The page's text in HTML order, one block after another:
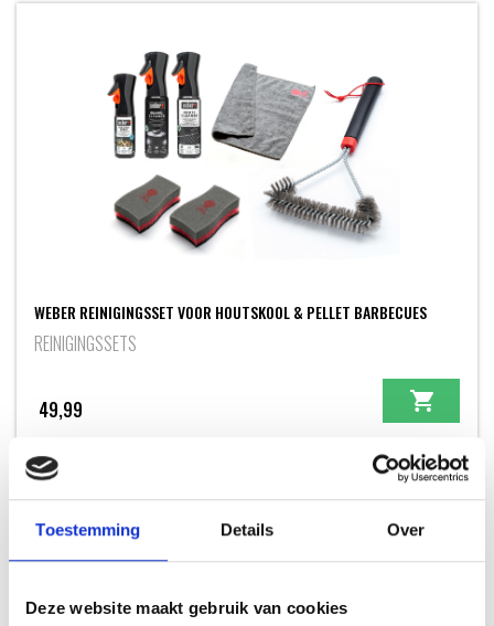
Toestemming Details Over
Deze website maakt gebruik van cookies
WEBER REINIGINGSSET VOOR HOUTSKOOL & PELLET BARBECUES
REINIGINGSSETS
49,99
INSPIRATIE